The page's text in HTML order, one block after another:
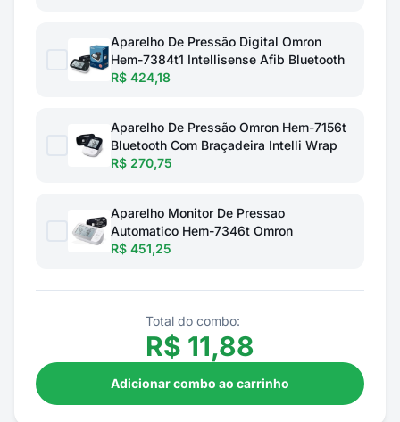
Aparelho De Pressão Digital Omron
Hem-7384t1 Intellisense Afib Bluetooth
R$ 424,18
Aparelho De Pressão Omron Hem-7156t
Bluetooth Com Braçadeira Intelli Wrap
R$ 270,75
Aparelho Monitor De Pressao
Automatico Hem-7346t Omron
R$ 451,25
Total do combo:
R$ 11,88
Adicionar combo ao carrinho